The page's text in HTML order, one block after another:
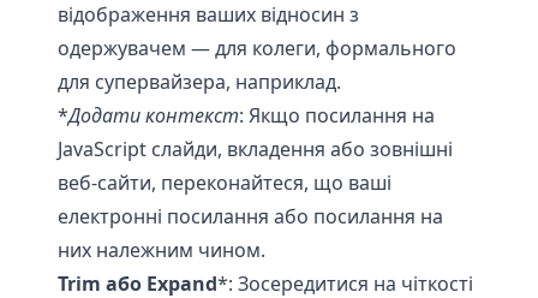
відображення ваших відносин з
одержувачем — для колеги, формального
для супервайзера, наприклад.
*Додати контекст: Якщо посилання на
JavaScript слайди, вкладення або зовнішні
веб-сайти, переконайтеся, що ваші
електронні посилання або посилання на
них належним чином.
Trim або Expand*: Зосередитися на чіткості